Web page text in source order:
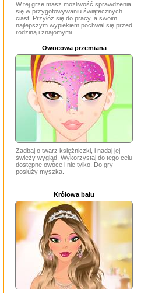
W tej grze masz możliwość sprawdzenia
się w przygotowywaniu świątecznych
ciast. Przyłóż się do pracy, a swoim
najlepszym wypiekiem pochwal się przed
rodziną i znajomymi.
Owocowa przemiana
Zadbaj o twarz księżniczki, i nadaj jej
świeży wygląd. Wykorzystaj do tego celu
dostępne owoce i nie tylko. Do gry
posłuży myszka.
Królowa balu